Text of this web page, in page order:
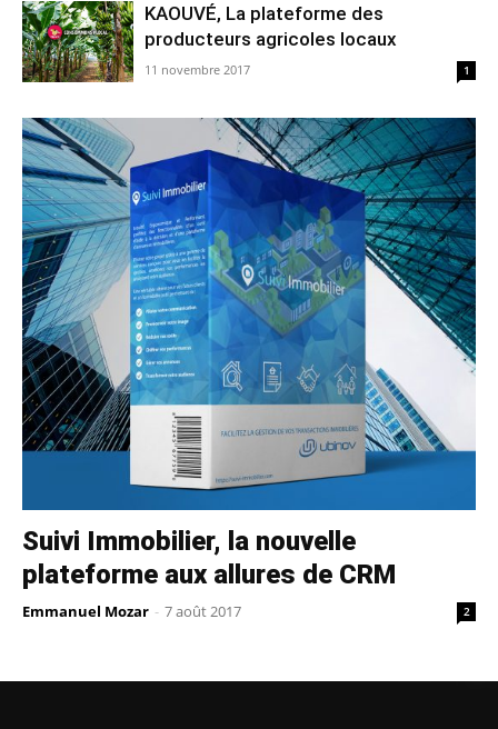
KAOUVÉ, La plateforme des
producteurs agricoles locaux
11 novembre 2017 1
Suivi Immobilier, la nouvelle
plateforme aux allures de CRM
Emmanuel Mozar - 7 août 2017 2